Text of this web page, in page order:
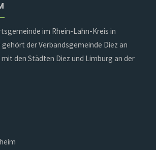
im Rhein-Lahn-Kreis in
gehört der Verbandsgemeinde Diez an
den Städten Diez und Limburg an der